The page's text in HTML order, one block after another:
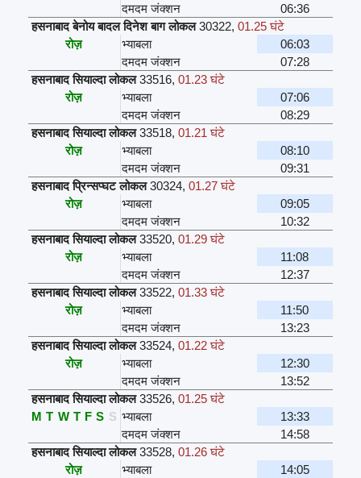
दमदम जंक्शन
06:36
हसनाबाद बेनोय बादल दिनेश बाग लोकल 30322, 01.25 घंटे
रोज़
भ्याबला
06:03
दमदम जंक्शन
07:28
हसनाबाद सियाल्दा लोकल 33516, 01.23 घंटे
रोज़
भ्याबला
07:06
दमदम जंक्शन
08:29
हसनाबाद सियाल्दा लोकल 33518, 01.21 घंटे
रोज़
भ्याबला
08:10
दमदम जंक्शन
09:31
हसनाबाद प्रिन्सप्घट लोकल 30324, 01.27 घंटे
रोज़
भ्याबला
09:05
दमदम जंक्शन
10:32
हसनाबाद सियाल्दा लोकल 33520, 01.29 घंटे
रोज़
भ्याबला
11:08
दमदम जंक्शन
12:37
हसनाबाद सियाल्दा लोकल 33522, 01.33 घंटे
रोज़
भ्याबला
11:50
दमदम जंक्शन
13:23
हसनाबाद सियाल्दा लोकल 33524, 01.22 घंटे
रोज़
भ्याबला
12:30
दमदम जंक्शन
13:52
हसनाबाद सियाल्दा लोकल 33526, 01.25 घंटे
M T W T F S S भ्याबला
13:33
दमदम जंक्शन
14:58
हसनाबाद सियाल्दा लोकल 33528, 01.26 घंटे
रोज़
भ्याबला
14:05